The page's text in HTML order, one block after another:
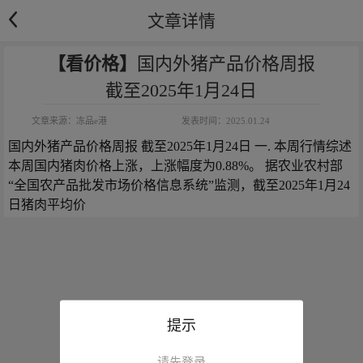
文章详情
【看价格】
国内外猪产品价格周报
截至2025年1月24日
文章来源： 冻品e港 发表时间： 2025.01.24
国内外猪产品价格周报 截至2025年1月24日 一. 本周行情综述
本周国内猪肉价格上涨，上涨幅度为0.88%。 据农业农村部
“全国农产品批发市场价格信息系统”监测，截至2025年1月24
日猪肉平均价
提示